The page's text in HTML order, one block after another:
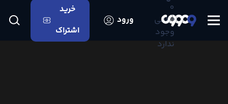
0
اعلانی
وجود
ندارد
ورود
خرید
اشتراک